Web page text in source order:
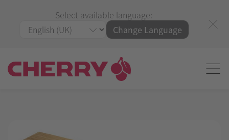
Select available language:
Change Language